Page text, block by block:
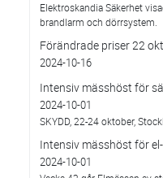
Elektroskandia Säkerhet
brandlarm och dörrsystem.
Förändrade priser 22
2024-10-16
Intensiv mässhöst för
2024-10-01
SKYDD, 22-24 oktober,
Intensiv mässhöst för
2024-10-01